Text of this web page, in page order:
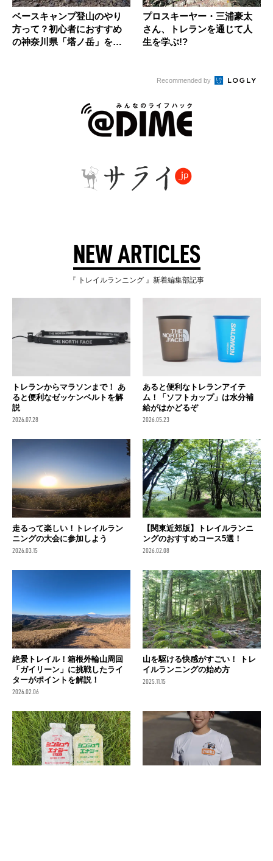
ベースキャンプ登山のやり
方って？初心者におすすめ
の神奈川県「塔ノ岳」を登
プロスキーヤー・三浦豪太
さん、トレランを通じて人
生を学ぶ!?
Recommended by
NEW ARTICLES
『 トレイルランニング 』新着編集部記事
トレランからマラソンまで！ あ
ると便利なゼッケンベルトを解
説
2026.07.28
あると便利なトレランアイテ
ム！「ソフトカップ」は水分補
給がはかどるぞ
2026.05.23
走るって楽しい！トレイルラン
ニングの大会に参加しよう
2026.03.15
【関東近郊版】トレイルランニ
ングのおすすめコース5選！
2026.02.08
絶景トレイル！箱根外輪山周回
「ガイリーン」に挑戦したライ
ターがポイントを解説！
2026.02.06
山を駆ける快感がすごい！ トレ
イルランニングの始め方
2025.11.15